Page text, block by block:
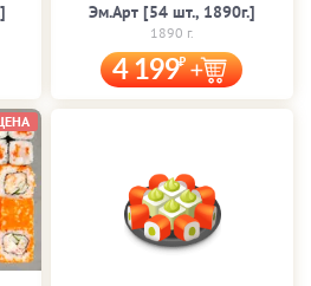
Эм.Арт [54 шт., 1890г.]
1890 г.
4 199